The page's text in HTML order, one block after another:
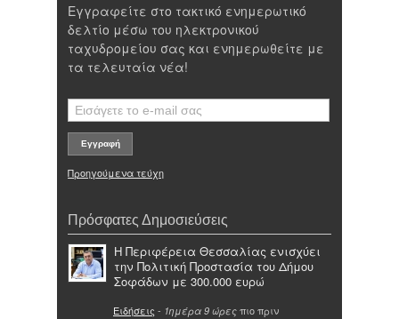
Εγγραφείτε στο τακτικό ενημερωτικό
δελτίο μέσω του ηλεκτρονικού
ταχυδρομείου σας και ενημερωθείτε με
τα τελευταία νέα!
Προηγούμενα τεύχη
Πρόσφατες Δημοσιεύσεις
Η Περιφέρεια Θεσσαλίας ενισχύει
την Πολιτική Προστασία του Δήμου
Σοφάδων με 300.000 ευρώ
Ειδήσεις - 1ημέρα 9 ώρες πιο πριν